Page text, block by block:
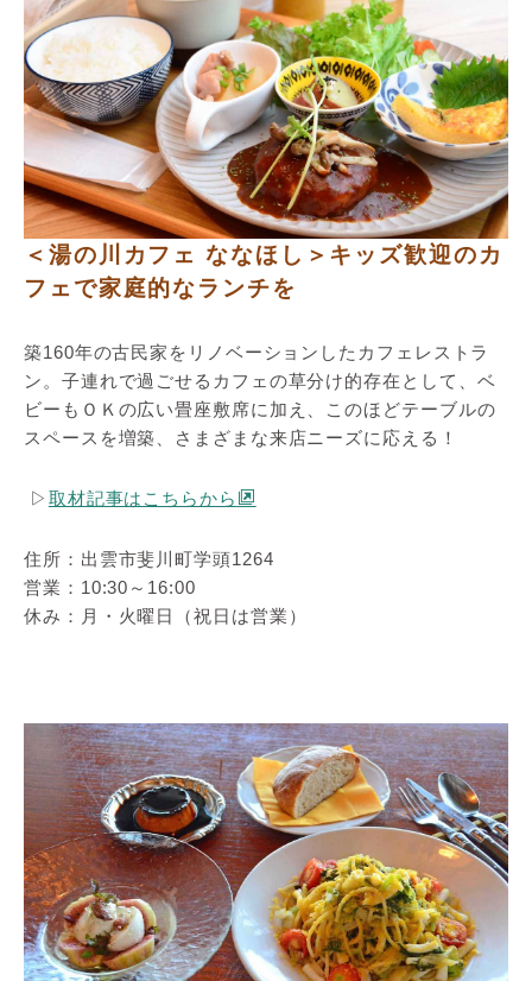
＜湯の川カフェ ななほし＞キッズ歓迎のカ
フェで家庭的なランチを
築160年の古民家をリノベーションしたカフェレストラ
ン。子連れで過ごせるカフェの草分け的存在として、ベ
ビーもＯＫの広い畳座敷席に加え、このほどテーブルの
スペースを増築、さまざまな来店ニーズに応える！
▷ 取材記事はこちらから
住所：出雲市斐川町学頭1264
営業：10:30～16:00
休み：月・火曜日（祝日は営業）